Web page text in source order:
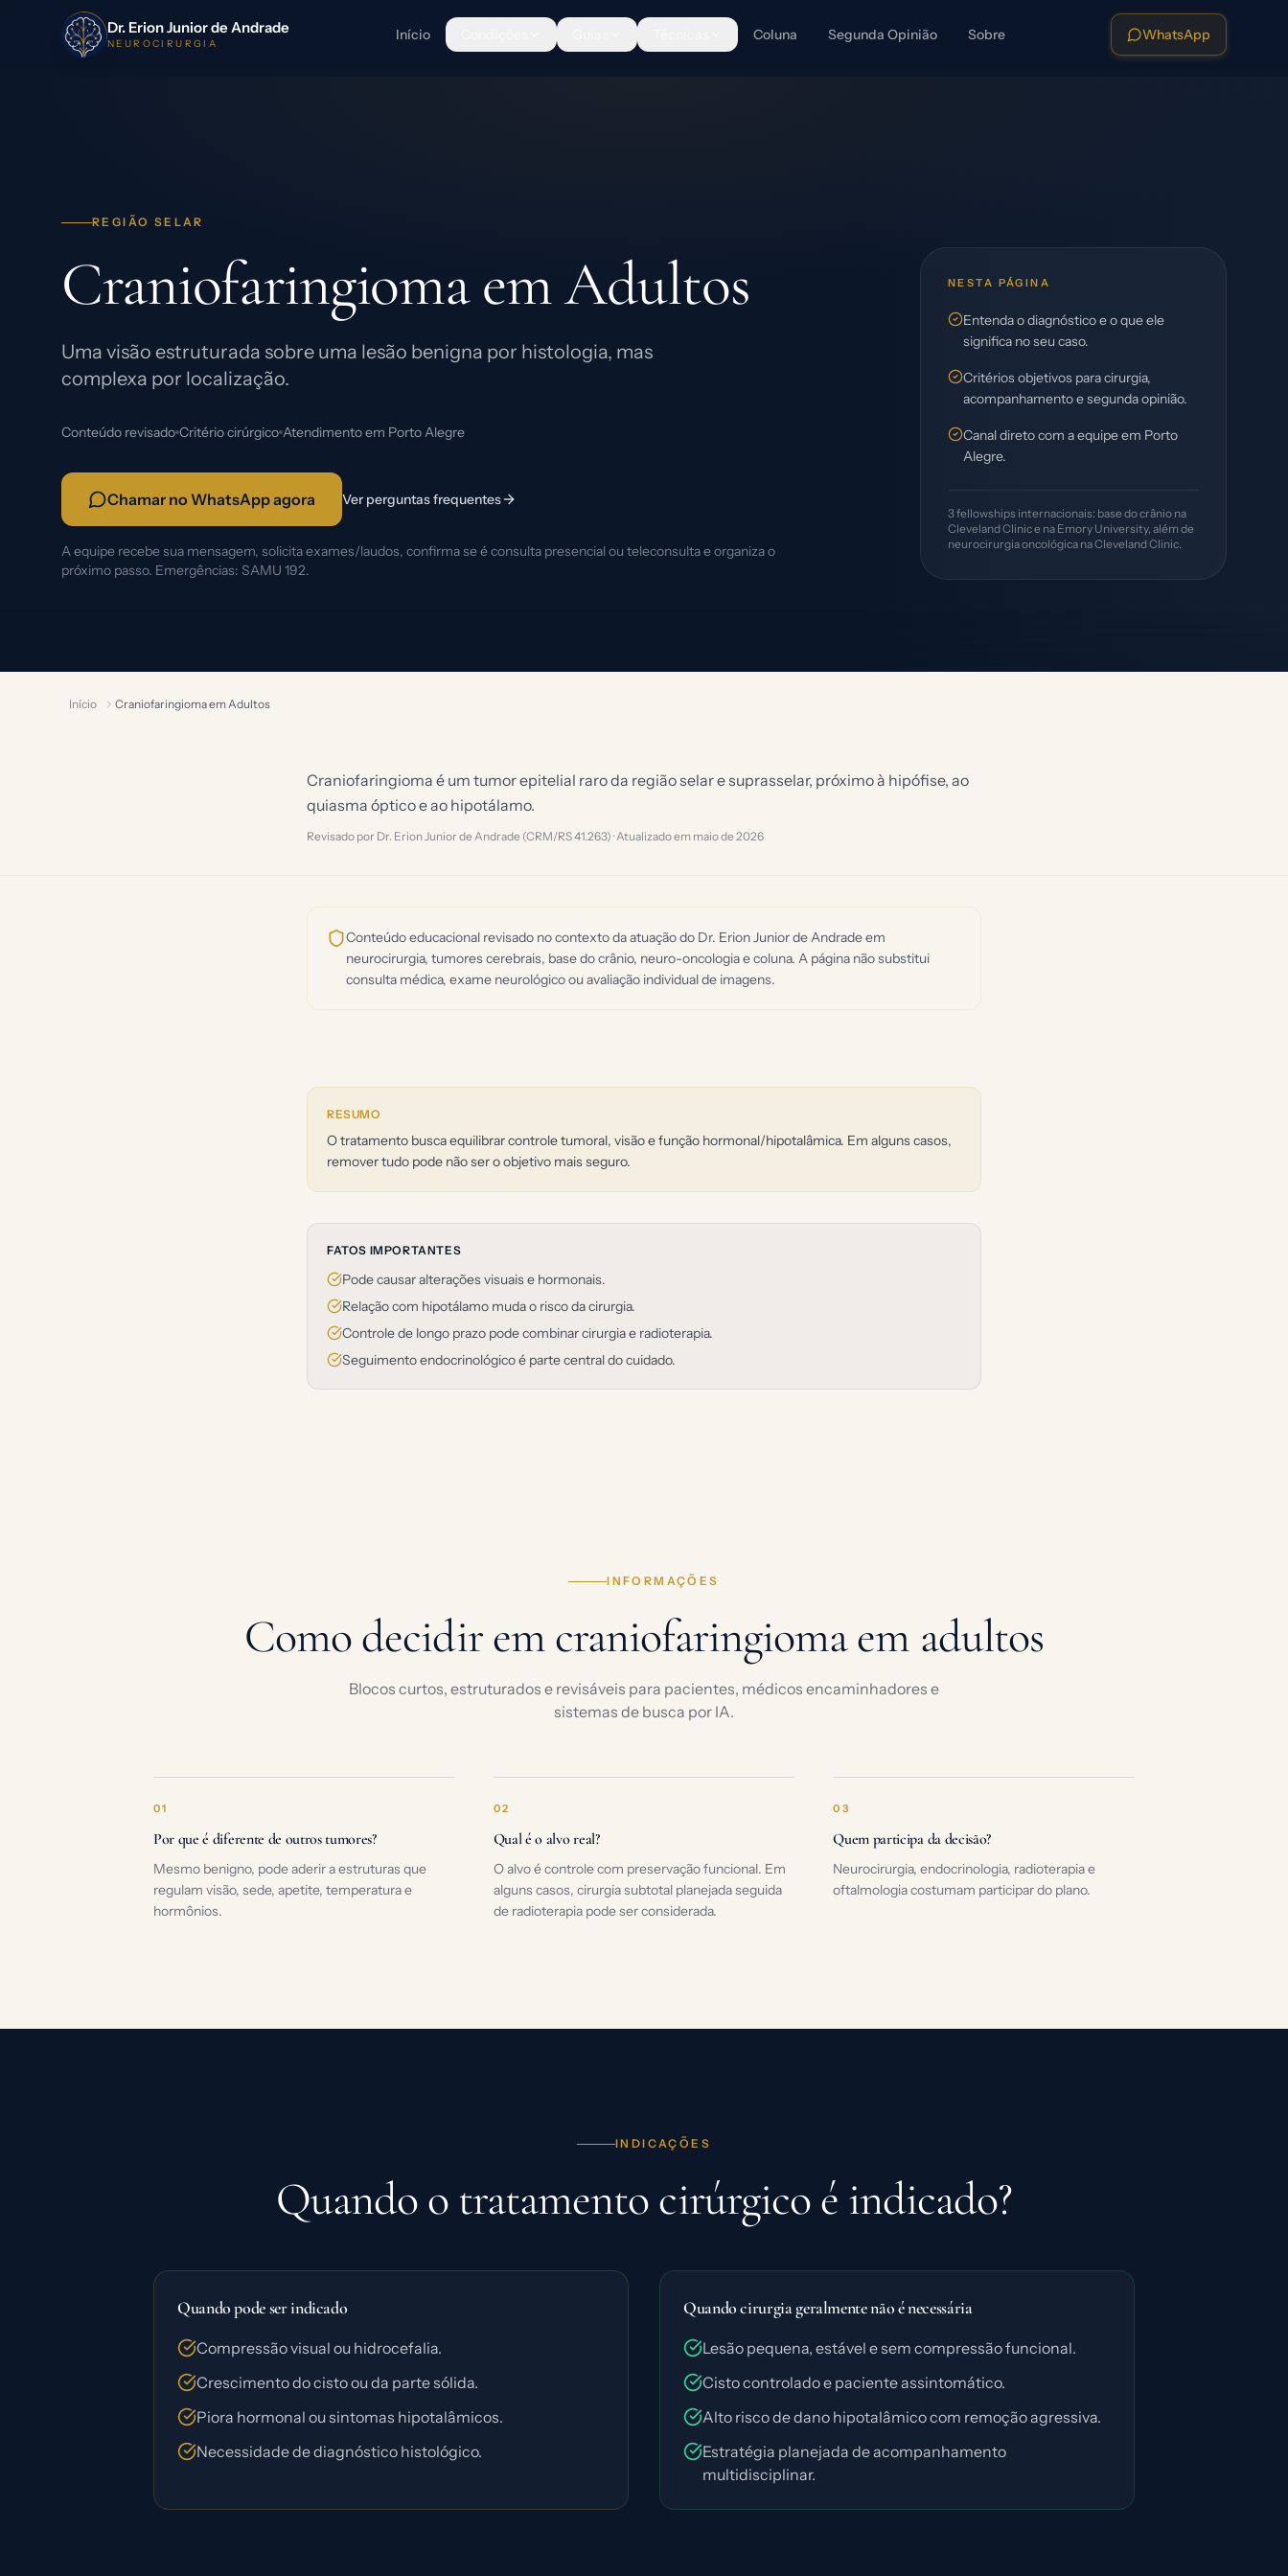
Dr. Erion Junior de Andrade
NEUROCIRURGIA Início Coluna Segunda Opinião Sobre WhatsApp
REGIÃO SELAR
Craniofaringioma em Adultos
Uma visão estruturada sobre uma lesão benigna por histologia, mas
complexa por localização.
Conteúdo revisado Critério cirúrgico Atendimento em Porto Alegre
Chamar no WhatsApp agora Ver perguntas frequentes
A equipe recebe sua mensagem, solicita exames/laudos, confirma se é consulta presencial ou teleconsulta e organiza o
próximo passo. Emergências: SAMU 192.
NESTA PÁGINA
Entenda o diagnóstico e o que ele
significa no seu caso.
Critérios objetivos para cirurgia,
acompanhamento e segunda opinião.
Canal direto com a equipe em Porto
Alegre.
3 fellowships internacionais: base do crânio na
Cleveland Clinic e na Emory University, além de
neurocirurgia oncológica na Cleveland Clinic.
Início Craniofaringioma em Adultos
Craniofaringioma é um tumor epitelial raro da região selar e suprasselar, próximo à hipófise, ao
quiasma óptico e ao hipotálamo.
Revisado por Dr. Erion Junior de Andrade (CRM/RS 41.263) · Atualizado em maio de 2026
Conteúdo educacional revisado no contexto da atuação do Dr. Erion Junior de Andrade em
neurocirurgia, tumores cerebrais, base do crânio, neuro-oncologia e coluna. A página não substitui
consulta médica, exame neurológico ou avaliação individual de imagens.
RESUMO
O tratamento busca equilibrar controle tumoral, visão e função hormonal/hipotalâmica. Em alguns casos,
remover tudo pode não ser o objetivo mais seguro.
FATOS IMPORTANTES
Pode causar alterações visuais e hormonais.
Relação com hipotálamo muda o risco da cirurgia.
Controle de longo prazo pode combinar cirurgia e radioterapia.
Seguimento endocrinológico é parte central do cuidado.
INFORMAÇÕES
Como decidir em craniofaringioma em adultos
Blocos curtos, estruturados e revisáveis para pacientes, médicos encaminhadores e
sistemas de busca por IA.
01
Por que é diferente de outros tumores?
Mesmo benigno, pode aderir a estruturas que
regulam visão, sede, apetite, temperatura e
hormônios.
02
Qual é o alvo real?
O alvo é controle com preservação funcional. Em
alguns casos, cirurgia subtotal planejada seguida
de radioterapia pode ser considerada.
03
Quem participa da decisão?
Neurocirurgia, endocrinologia, radioterapia e
oftalmologia costumam participar do plano.
INDICAÇÕES
Quando o tratamento cirúrgico é indicado?
Quando pode ser indicado
Compressão visual ou hidrocefalia.
Crescimento do cisto ou da parte sólida.
Piora hormonal ou sintomas hipotalâmicos.
Necessidade de diagnóstico histológico.
Quando cirurgia geralmente não é necessária
Lesão pequena, estável e sem compressão funcional.
Cisto controlado e paciente assintomático.
Alto risco de dano hipotalâmico com remoção agressiva.
Estratégia planejada de acompanhamento
multidisciplinar.